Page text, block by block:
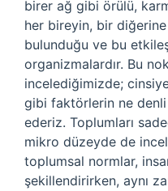
birer ağ gibi örülü,
her bireyin, bir
bulunduğu ve bu
organizmalardır. Bu
incelediğimizde;
gibi faktörlerin ne
ederiz. Toplumları
mikro düzeyde de
toplumsal normlar,
şekillendirirken, aynı